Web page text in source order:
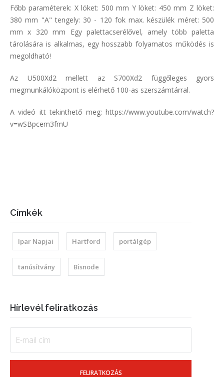
Főbb paraméterek: X löket: 500 mm Y löket: 450 mm Z löket:
380 mm "A" tengely: 30 - 120 fok max. készülék méret: 500
mm x 320 mm Egy palettacserélővel, amely több paletta
tárolására is alkalmas, egy hosszabb folyamatos működés is
megoldható!
Az U500Xd2 mellett az S700Xd2 függőleges gyors
megmunkálóközpont is elérhető 100-as szerszámtárral.
A videó itt tekinthető meg: https://www.youtube.com/watch?
v=wSBpcem3fmU
Címkék
Ipar Napjai Hartford portálgép
tanúsítvány Bisnode
Hírlevél feliratkozás